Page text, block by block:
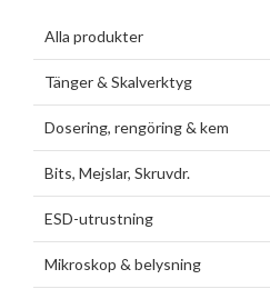
Alla produkter
Tänger & Skalverktyg
Dosering, rengöring & kem
Bits, Mejslar, Skruvdr.
ESD-utrustning
Mikroskop & belysning